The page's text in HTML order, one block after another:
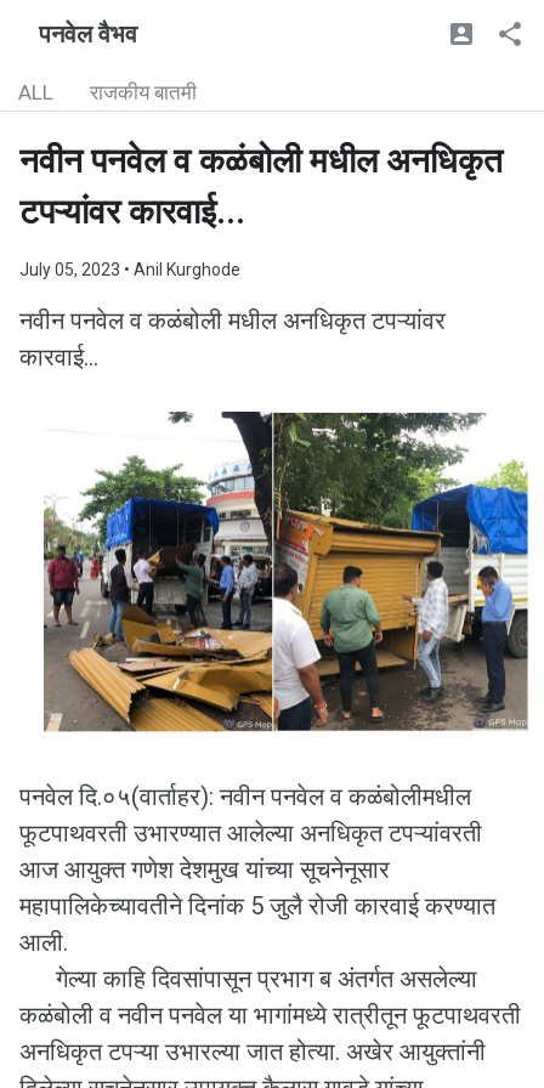
पनवेल वैभव
ALL राजकीय बातमी
नवीन पनवेल व कळंबोली मधील अनधिकृत
टपऱ्यांवर कारवाई...
July 05, 2023 • Anil Kurghode
नवीन पनवेल व कळंबोली मधील अनधिकृत टपऱ्यांवर
कारवाई...
पनवेल दि.०५(वार्ताहर): नवीन पनवेल व कळंबोलीमधील
फूटपाथवरती उभारण्यात आलेल्या अनधिकृत टपऱ्यांवरती
आज आयुक्त गणेश देशमुख यांच्या सूचनेनूसार
महापालिकेच्यावतीने दिनांक 5 जुलै रोजी कारवाई करण्यात
आली.
गेल्या काहि दिवसांपासून प्रभाग ब अंतर्गत असलेल्या
कळंबोली व नवीन पनवेल या भागांमध्ये रात्रीतून फूटपाथवरती
अनधिकृत टपऱ्या उभारल्या जात होत्या. अखेर आयुक्तांनी